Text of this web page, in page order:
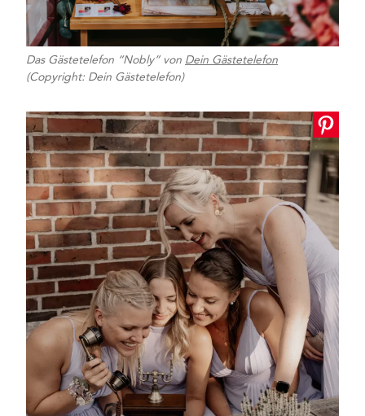
Das Gästetelefon “Nobly” von Dein Gästetelefon
(Copyright: Dein Gästetelefon)